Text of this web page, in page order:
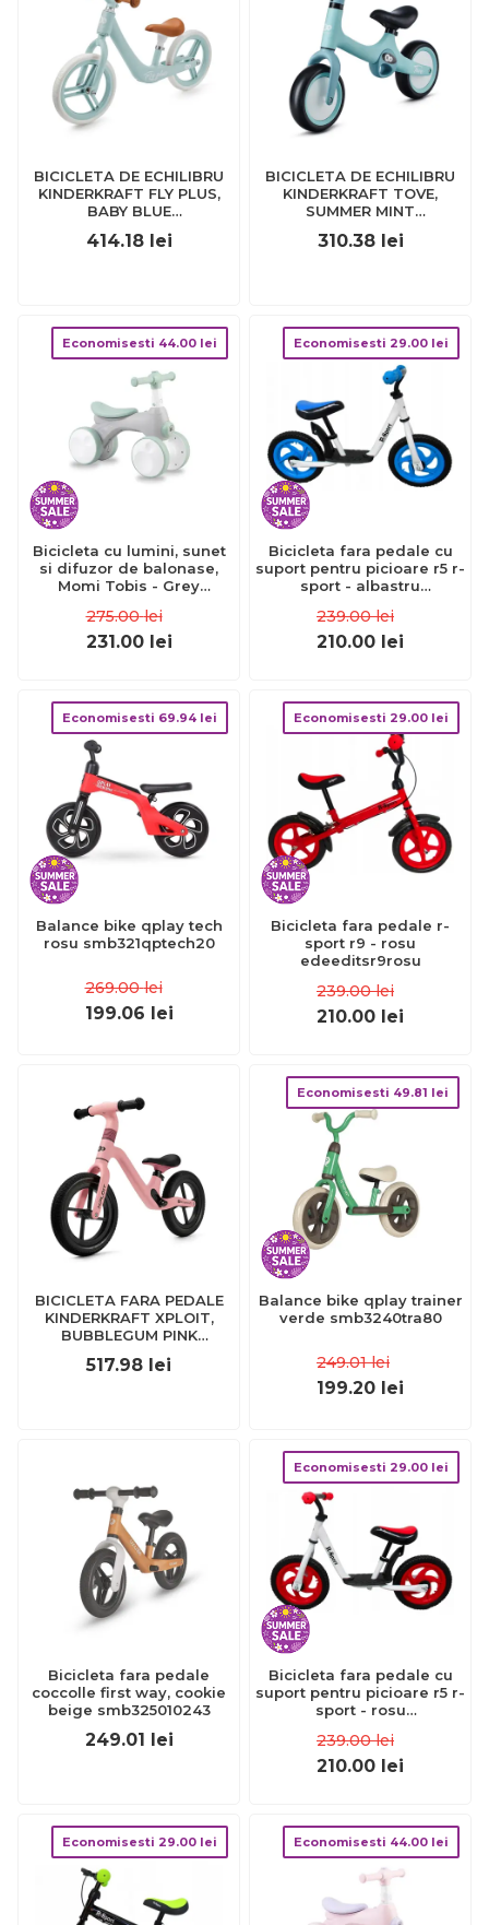
BICICLETA DE ECHILIBRU
KINDERKRAFT FLY PLUS,
BABY BLUE
414.18 lei
BICICLETA DE ECHILIBRU
KINDERKRAFT TOVE,
SUMMER MINT
310.38 lei
Economisesti 44.00 lei
Bicicleta cu lumini, sunet
si difuzor de balonase,
Momi Tobis - Grey
275.00 lei
231.00 lei
Economisesti 29.00 lei
Bicicleta fara pedale cu
suport pentru picioare r5 r-
sport - albastru
239.00 lei
210.00 lei
Economisesti 69.94 lei
Balance bike qplay tech
rosu smb321qptech20
269.00 lei
199.06 lei
Economisesti 29.00 lei
Bicicleta fara pedale r-
sport r9 - rosu
edeeditsr9rosu
239.00 lei
210.00 lei
BICICLETA FARA PEDALE
KINDERKRAFT XPLOIT,
BUBBLEGUM PINK
517.98 lei
Economisesti 49.81 lei
Balance bike qplay trainer
verde smb3240tra80
249.01 lei
199.20 lei
Bicicleta fara pedale
coccolle first way, cookie
beige smb325010243
249.01 lei
Economisesti 29.00 lei
Bicicleta fara pedale cu
suport pentru picioare r5 r-
sport - rosu
239.00 lei
210.00 lei
Economisesti 29.00 lei Economisesti 44.00 lei